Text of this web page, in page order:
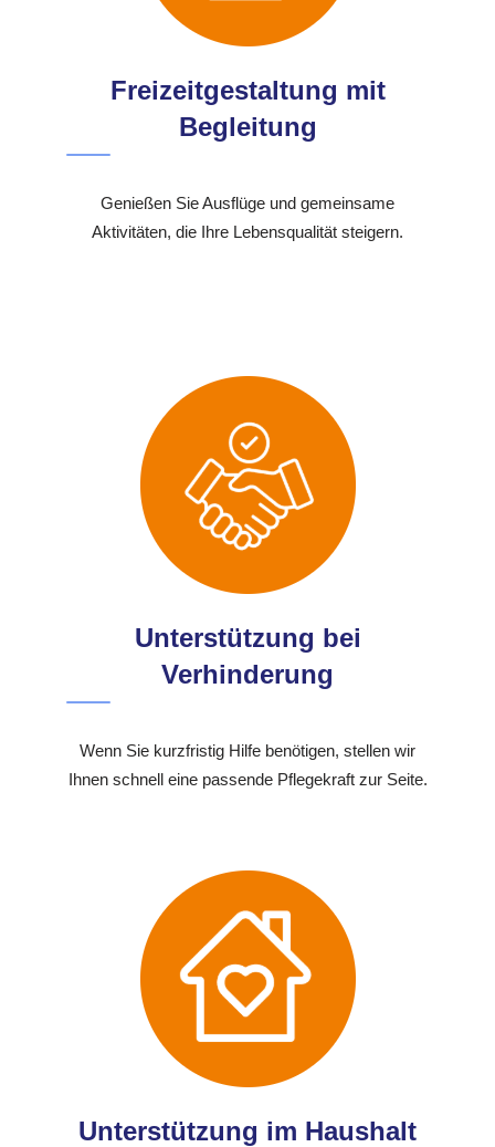
Freizeitgestaltung mit
Begleitung
Genießen Sie Ausflüge und gemeinsame
Aktivitäten, die Ihre Lebensqualität steigern.
Unterstützung bei
Verhinderung
Wenn Sie kurzfristig Hilfe benötigen, stellen wir
Ihnen schnell eine passende Pflegekraft zur Seite.
Unterstützung im Haushalt